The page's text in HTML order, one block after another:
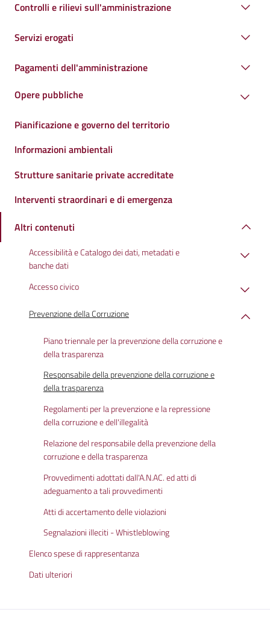
Controlli e rilievi sull'amministrazione
Servizi erogati
Pagamenti dell'amministrazione
Opere pubbliche
Pianificazione e governo del territorio
Informazioni ambientali
Strutture sanitarie private accreditate
Interventi straordinari e di emergenza
Altri contenuti
Accessibilità e Catalogo dei dati, metadati e
banche dati
Accesso civico
Prevenzione della Corruzione
Piano triennale per la prevenzione della corruzione e
della trasparenza
Responsabile della prevenzione della corruzione e
della trasparenza
Regolamenti per la prevenzione e la repressione
della corruzione e dell'illegalità
Relazione del responsabile della prevenzione della
corruzione e della trasparenza
Provvedimenti adottati dall'A.N.AC. ed atti di
adeguamento a tali provvedimenti
Atti di accertamento delle violazioni
Segnalazioni illeciti - Whistleblowing
Elenco spese di rappresentanza
Dati ulteriori